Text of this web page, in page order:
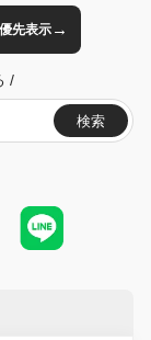
先表示→
/
検索